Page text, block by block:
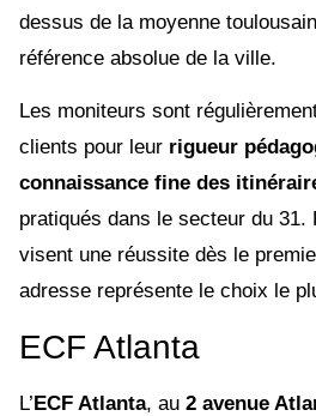
dessus de la moyenne
référence absolue de la ville.
Les moniteurs sont
clients pour leur rigueur
connaissance fine des
pratiqués dans le secteur du 31.
visent une réussite dès le
adresse représente le choix le
ECF Atlanta
L’ECF Atlanta, au 2 avenue